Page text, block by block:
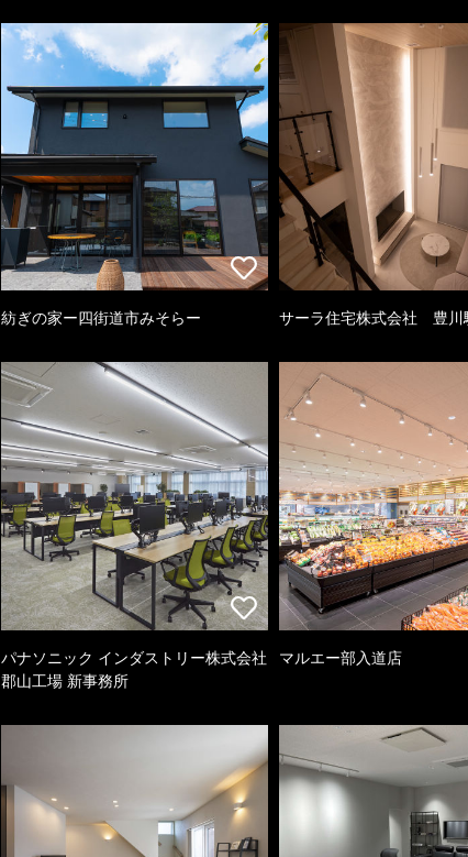
紡ぎの家ー四街道市みそらー サーラ住宅株式会社 豊川
パナソニック インダストリー株式会社
郡山工場 新事務所
マルエー部入道店